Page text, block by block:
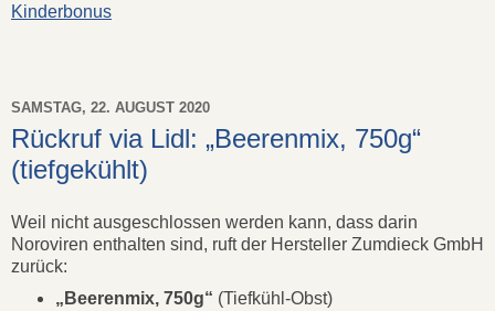
Kinderbonus
SAMSTAG, 22. AUGUST 2020
Rückruf via Lidl: „Beerenmix, 750g“
(tiefgekühlt)
Weil nicht ausgeschlossen werden kann, dass darin
Noroviren enthalten sind, ruft der Hersteller Zumdieck GmbH
zurück:
„Beerenmix, 750g“ (Tiefkühl-Obst)